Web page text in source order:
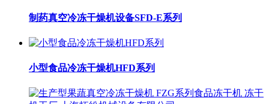
制药真空冷冻干燥机设备SFD-E系列
小型食品冷冻干燥机HFD系列